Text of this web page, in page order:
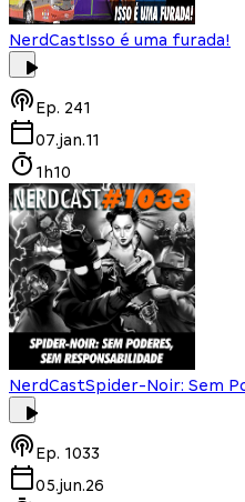
NerdCastIsso é uma furada!
Ep. 241
07.jan.11
1h10
NerdCastSpider-Noir: Sem
Ep. 1033
05.jun.26